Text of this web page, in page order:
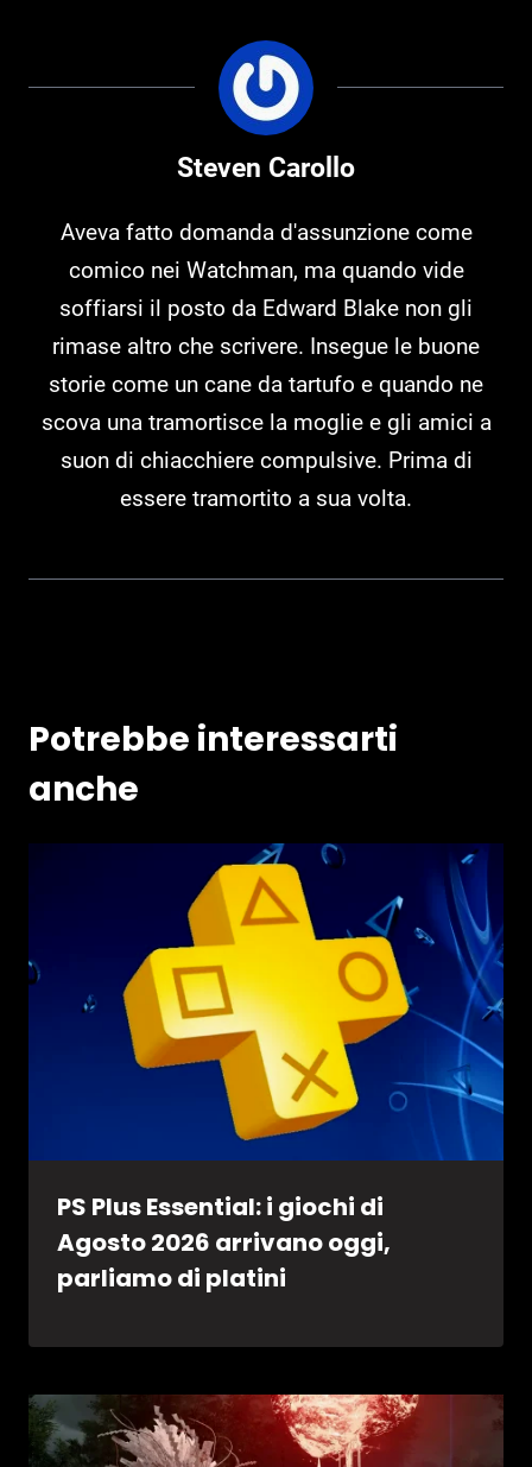
Steven Carollo
Aveva fatto domanda d'assunzione come
comico nei Watchman, ma quando vide
soffiarsi il posto da Edward Blake non gli
rimase altro che scrivere. Insegue le buone
storie come un cane da tartufo e quando ne
scova una tramortisce la moglie e gli amici a
suon di chiacchiere compulsive. Prima di
essere tramortito a sua volta.
Potrebbe interessarti
anche
PS Plus Essential: i giochi di
Agosto 2026 arrivano oggi,
parliamo di platini